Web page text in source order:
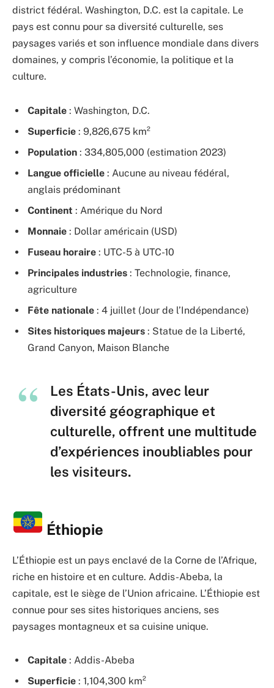
district fédéral. Washington, D.C. est la capitale. Le
pays est connu pour sa diversité culturelle, ses
paysages variés et son influence mondiale dans divers
domaines, y compris l’économie, la politique et la
culture.
Capitale : Washington, D.C.
Superficie : 9,826,675 km²
Population : 334,805,000 (estimation 2023)
Langue officielle : Aucune au niveau fédéral,
anglais prédominant
Continent : Amérique du Nord
Monnaie : Dollar américain (USD)
Fuseau horaire : UTC-5 à UTC-10
Principales industries : Technologie, finance,
agriculture
Fête nationale : 4 juillet (Jour de l’Indépendance)
Sites historiques majeurs : Statue de la Liberté,
Grand Canyon, Maison Blanche
Les États-Unis, avec leur
diversité géographique et
culturelle, offrent une multitude
d’expériences inoubliables pour
les visiteurs.
Éthiopie
L’Éthiopie est un pays enclavé de la Corne de l’Afrique,
riche en histoire et en culture. Addis-Abeba, la
capitale, est le siège de l’Union africaine. L’Éthiopie est
connue pour ses sites historiques anciens, ses
paysages montagneux et sa cuisine unique.
Capitale : Addis-Abeba
Superficie : 1,104,300 km²